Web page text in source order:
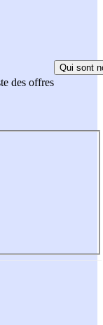
des offres
Qui sont